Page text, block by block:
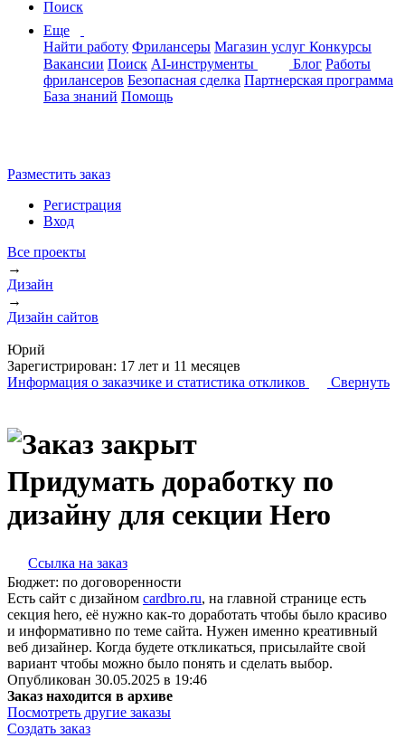
Поиск
Еще
Найти работу Фрилансеры Магазин услуг Конкурсы
Вакансии Поиск AI-инструменты Блог Работы
фрилансеров Безопасная сделка Партнерская программа
База знаний Помощь
Разместить заказ
Регистрация
Вход
Все проекты
→
Дизайн
→
Дизайн сайтов
Юрий
Зарегистрирован: 17 лет и 11 месяцев
Информация о заказчике и статистика откликов Свернуть
Придумать доработку по
дизайну для секции Hero
Ссылка на заказ
Бюджет: по договоренности
Есть сайт с дизайном cardbro.ru, на главной странице есть
секция hero, её нужно как-то доработать чтобы было красиво
и информативно по теме сайта. Нужен именно креативный
веб дизайнер. Когда будете откликаться, присылайте свой
вариант чтобы можно было понять и сделать выбор.
Опубликован 30.05.2025 в 19:46
Заказ находится в архиве
Посмотреть другие заказы
Создать заказ